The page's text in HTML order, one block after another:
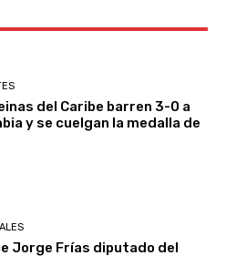
del Caribe barren 3-0 a
y se cuelgan la medalla de
Jorge Frías diputado del